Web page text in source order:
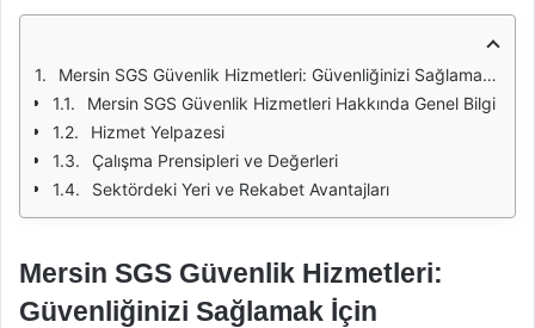
Mersin SGS Güvenlik Hizmetleri: Güvenliğinizi Sağlamak İçin Buradayız
Mersin SGS Güvenlik Hizmetleri Hakkında Genel Bilgi
Hizmet Yelpazesi
Çalışma Prensipleri ve Değerleri
Sektördeki Yeri ve Rekabet Avantajları
Mersin SGS Güvenlik Hizmetleri:
Güvenliğinizi Sağlamak İçin